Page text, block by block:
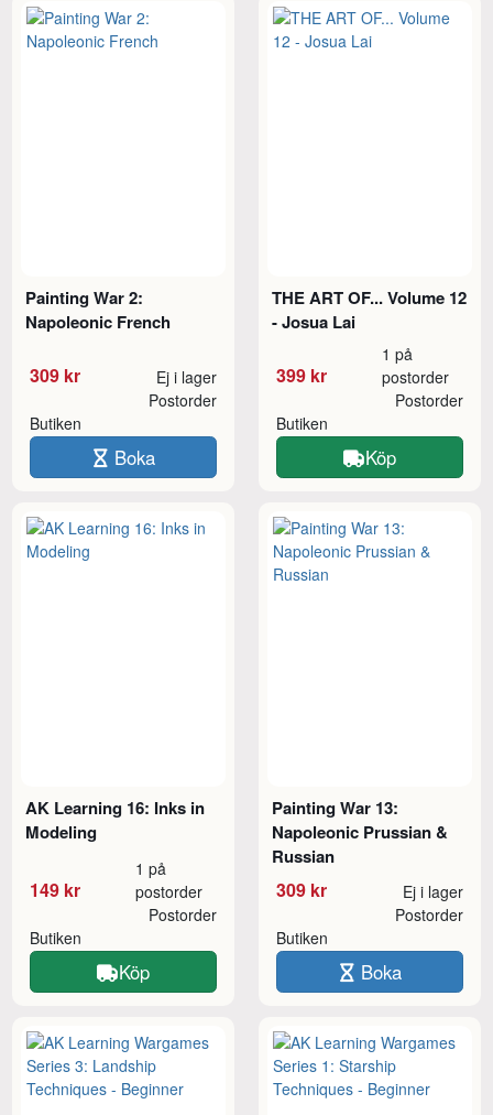
Painting War 2:
Napoleonic French
309 kr Ej i lager
Butiken
Postorder
Boka
THE ART OF... Volume 12
- Josua Lai
399 kr
1 på
postorder
Butiken
Postorder
Köp
AK Learning 16: Inks in
Modeling
149 kr
1 på
postorder
Butiken
Postorder
Köp
Painting War 13:
Napoleonic Prussian &
Russian
309 kr Ej i lager
Butiken
Postorder
Boka